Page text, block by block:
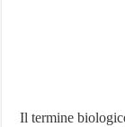
Il termine